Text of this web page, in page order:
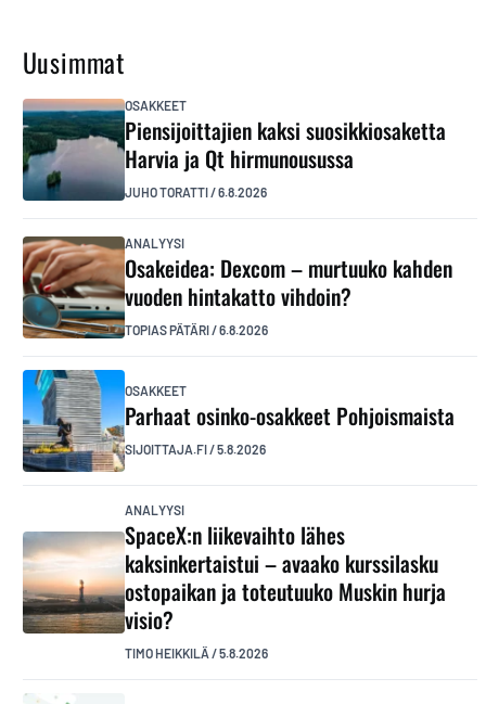
Uusimmat
OSAKKEET
Piensijoittajien kaksi suosikkiosaketta
Harvia ja Qt hirmunousussa
JUHO TORATTI/6.8.2026
ANALYYSI
Osakeidea: Dexcom – murtuuko kahden
vuoden hintakatto vihdoin?
TOPIAS PÄTÄRI/6.8.2026
OSAKKEET
Parhaat osinko-osakkeet Pohjoismaista
SIJOITTAJA.FI/5.8.2026
ANALYYSI
SpaceX:n liikevaihto lähes
kaksinkertaistui – avaako kurssilasku
ostopaikan ja toteutuuko Muskin hurja
visio?
TIMO HEIKKILÄ /5.8.2026